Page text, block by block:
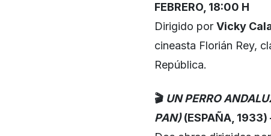
FEBRERO, 18:00 H
Dirigido por Vicky
cineasta Florián Rey,
República.
🎬 UN PERRO
PAN)(ESPAÑA, 1933)